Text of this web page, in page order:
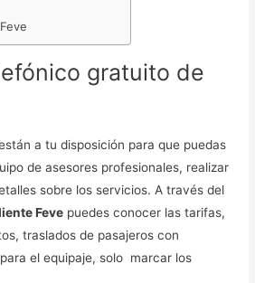
gratuito de
a tu disposición para que puedas
de asesores profesionales, realizar
sobre los servicios. A través del
Feve puedes conocer las tarifas,
traslados de pasajeros con
el equipaje, solo marcar los